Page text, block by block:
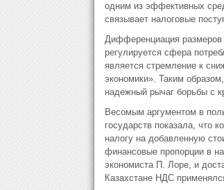
одним из эффективных
связывает налоговые
Дифференциация
регулируется сфера
является стремление к
экономики». Таким
надежный рычаг борьбы с
Весомым аргументом в
государств показала, что
налогу на добавленную
финансовые пропорции в
экономиста П. Лоре, и
Казахстане НДС